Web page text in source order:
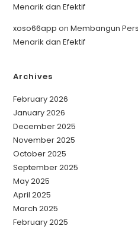
Menarik dan Efektif
xoso66app onMembangun
Menarik dan Efektif
Archives
February 2026
January 2026
December 2025
November 2025
October 2025
September 2025
May 2025
April 2025
March 2025
February 2025